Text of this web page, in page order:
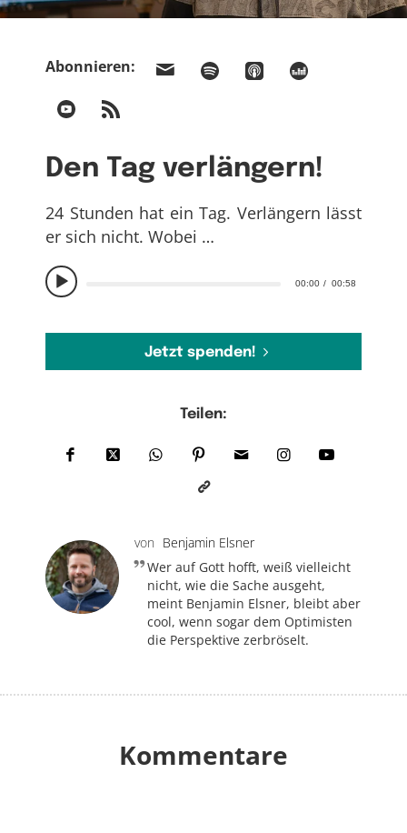
Abonnieren:
Den Tag verlängern!
00:00 00:58
24 Stunden hat ein Tag. Verlängern lässt
er sich nicht. Wobei …
Jetzt spenden!
Teilen:
von Benjamin Elsner
Wer auf Gott hofft, weiß vielleicht
nicht, wie die Sache ausgeht,
meint Benjamin Elsner, bleibt aber
cool, wenn sogar dem Optimisten
die Perspektive zerbröselt.
Kommentare